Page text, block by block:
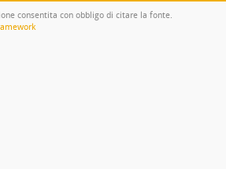
consentita con obbligo di citare la fonte.